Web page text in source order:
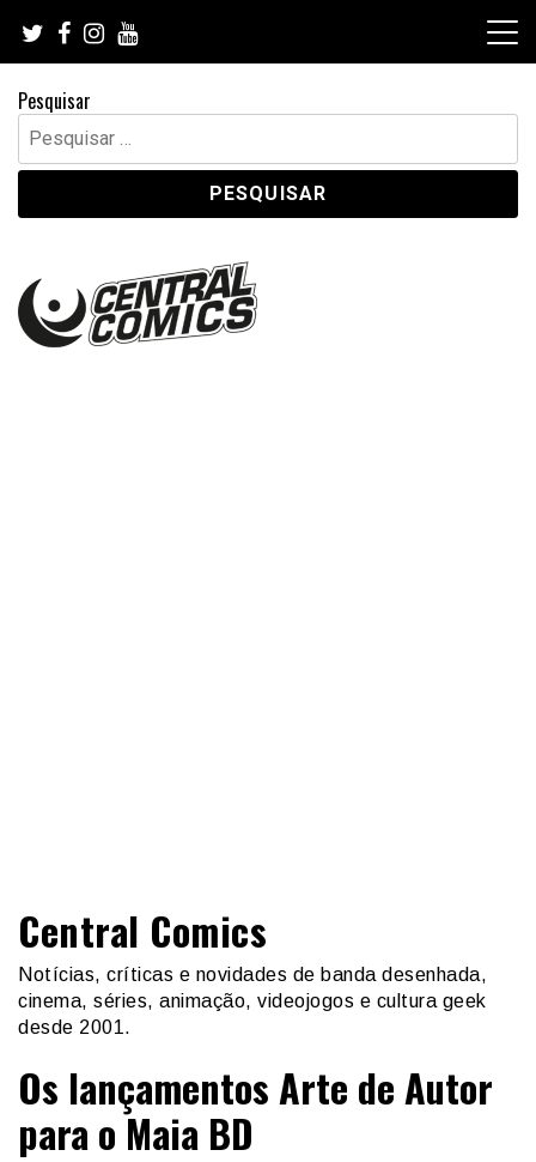
content
Pesquisar
Pesquisar
por:
Central Comics
Notícias, críticas e novidades de banda desenhada,
cinema, séries, animação, videojogos e cultura geek
desde 2001.
Os lançamentos Arte de Autor
para o Maia BD